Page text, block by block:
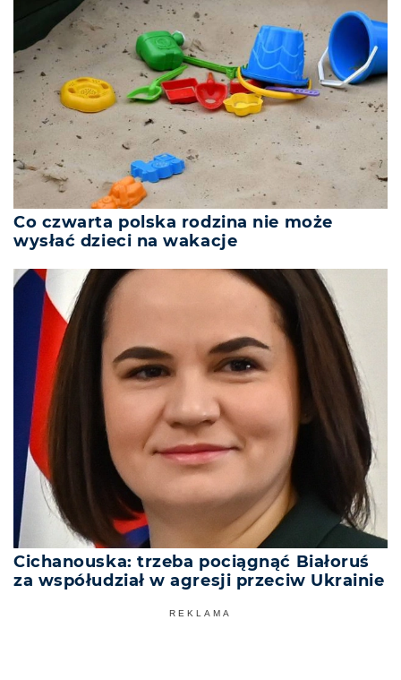
Co czwarta polska rodzina nie może
wysłać dzieci na wakacje
Cichanouska: trzeba pociągnąć Białoruś
za współudział w agresji przeciw Ukrainie
REKLAMA